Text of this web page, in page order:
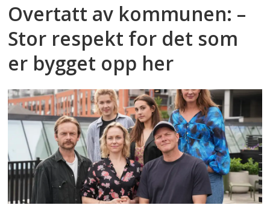
Overtatt av kommunen: –
Stor respekt for det som
er bygget opp her